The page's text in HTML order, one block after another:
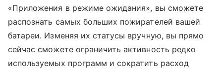
«Приложения в режиме ожидания», вы сможете
распознать самых больших пожирателей вашей
батареи. Изменяя их статусы вручную, вы прямо
сейчас сможете ограничить активность редко
используемых программ и сократить расход